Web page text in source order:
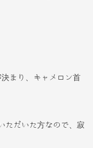
まり、キャメロン首
ただいた方なので、寂